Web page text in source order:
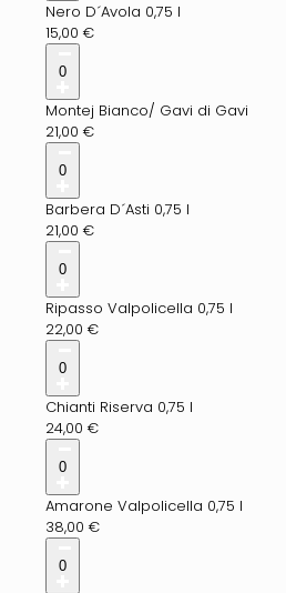
Nero D´Avola 0,75 l
15,00 €
0
Montej Bianco/ Gavi di Gavi
21,00 €
0
Barbera D´Asti 0,75 l
21,00 €
0
Ripasso Valpolicella 0,75 l
22,00 €
0
Chianti Riserva 0,75 l
24,00 €
0
Amarone Valpolicella 0,75 l
38,00 €
0